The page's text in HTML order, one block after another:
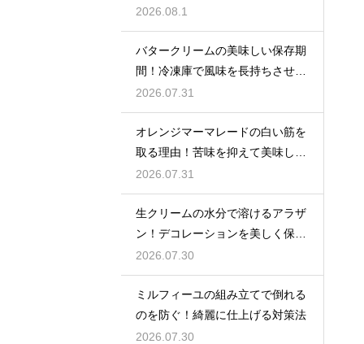
れ方
2026.08.1
バタークリームの美味しい保存期
間！冷凍庫で風味を長持ちさせる
コツ
2026.07.31
オレンジマーマレードの白い筋を
取る理由！苦味を抑えて美味しい
ジャムに仕上げる
2026.07.31
生クリームの水分で溶けるアラザ
ン！デコレーションを美しく保つ
ための飾るタイミングとコツ
2026.07.30
ミルフィーユの組み立てで倒れる
のを防ぐ！綺麗に仕上げる対策法
2026.07.30